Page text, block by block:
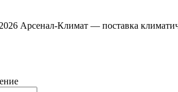
Арсенал-Климат — поставка